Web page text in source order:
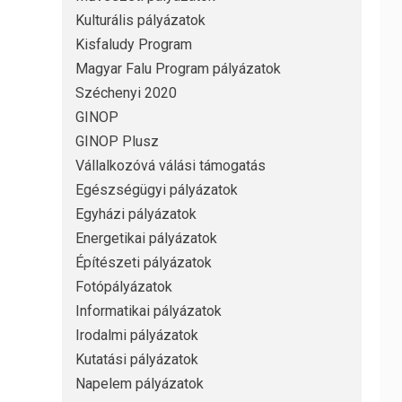
Kulturális pályázatok
Kisfaludy Program
Magyar Falu Program pályázatok
Széchenyi 2020
GINOP
GINOP Plusz
Vállalkozóvá válási támogatás
Egészségügyi pályázatok
Egyházi pályázatok
Energetikai pályázatok
Építészeti pályázatok
Fotópályázatok
Informatikai pályázatok
Irodalmi pályázatok
Kutatási pályázatok
Napelem pályázatok